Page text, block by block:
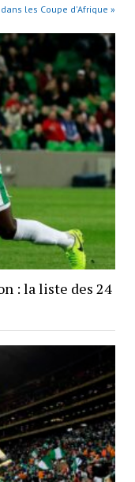
les Coupe d'Afrique »
: la liste des 24